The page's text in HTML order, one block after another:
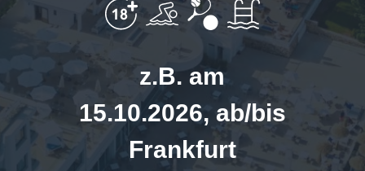
z.B. am
15.10.2026, ab/bis
Frankfurt